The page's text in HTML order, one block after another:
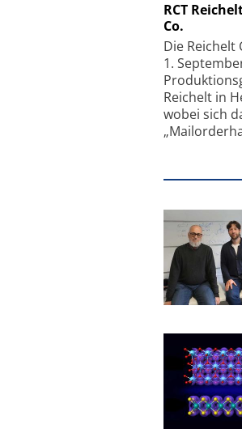
RCT
Co.
Die Reichelt
1.
Reichelt in
wobei sich